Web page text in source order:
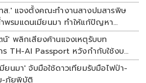
ส.' แจงตั้งคณะทำงานสางปมสารพิษ
พรมแดนเมียนมา ทำให้แก้ปัญหา
น์' พลิกเสียงค้านแจงเหตุรับบท
ร TH-AI Passport หวังกำกับใช้งบ
ม ชูจุดเด่นคนไทยได้ใช้ AI ระดับโปร
อมล้ำทางเทคโนโลยี เซฟงบไป
ยนมา' จับมือใช้ดาวเทียมรับมือไฟป่า-
-ภัยพิบัติ